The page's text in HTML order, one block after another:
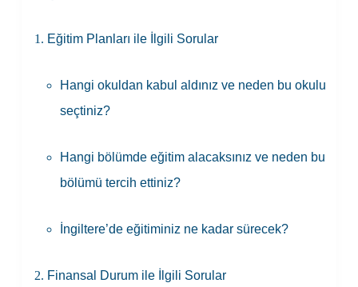
Eğitim Planları ile İlgili Sorular
Hangi okuldan kabul aldınız ve neden bu okulu
seçtiniz?
Hangi bölümde eğitim alacaksınız ve neden bu
bölümü tercih ettiniz?
İngiltere’de eğitiminiz ne kadar sürecek?
Finansal Durum ile İlgili Sorular